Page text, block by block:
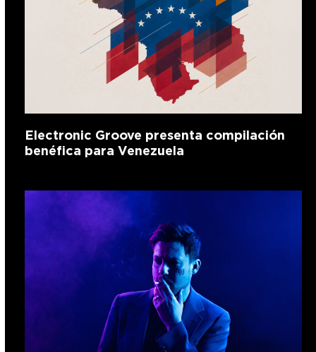
Electronic Groove presenta compilación
benéfica para Venezuela